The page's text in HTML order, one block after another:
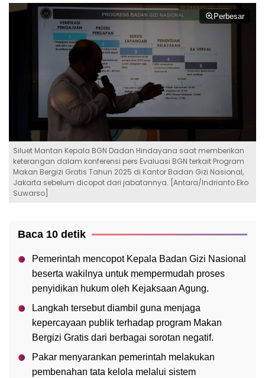
Perbesar
Siluet Mantan Kepala BGN Dadan Hindayana saat memberikan
keterangan dalam konferensi pers Evaluasi BGN terkait Program
Makan Bergizi Gratis Tahun 2025 di Kantor Badan Gizi Nasional,
Jakarta sebelum dicopot dari jabatannya. [Antara/Indrianto Eko
Suwarso]
Baca 10 detik
Pemerintah mencopot Kepala Badan Gizi Nasional
beserta wakilnya untuk mempermudah proses
penyidikan hukum oleh Kejaksaan Agung.
Langkah tersebut diambil guna menjaga
kepercayaan publik terhadap program Makan
Bergizi Gratis dari berbagai sorotan negatif.
Pakar menyarankan pemerintah melakukan
pembenahan tata kelola melalui sistem